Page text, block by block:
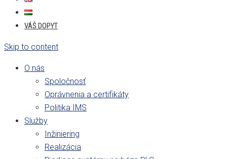
VÁŠ DOPYT
Skip to content
O nás
Spoločnosť
Oprávnenia a certifikáty
Politika IMS
Služby
Inžiniering
Realizácia